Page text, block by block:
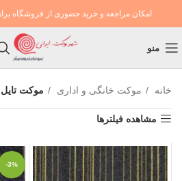
امکان مراجعه و خرید حضوری از فروشگاه
منو
خانه موکت خانگی و اداری موکت تایل
مشاهده فیلترها
-3%